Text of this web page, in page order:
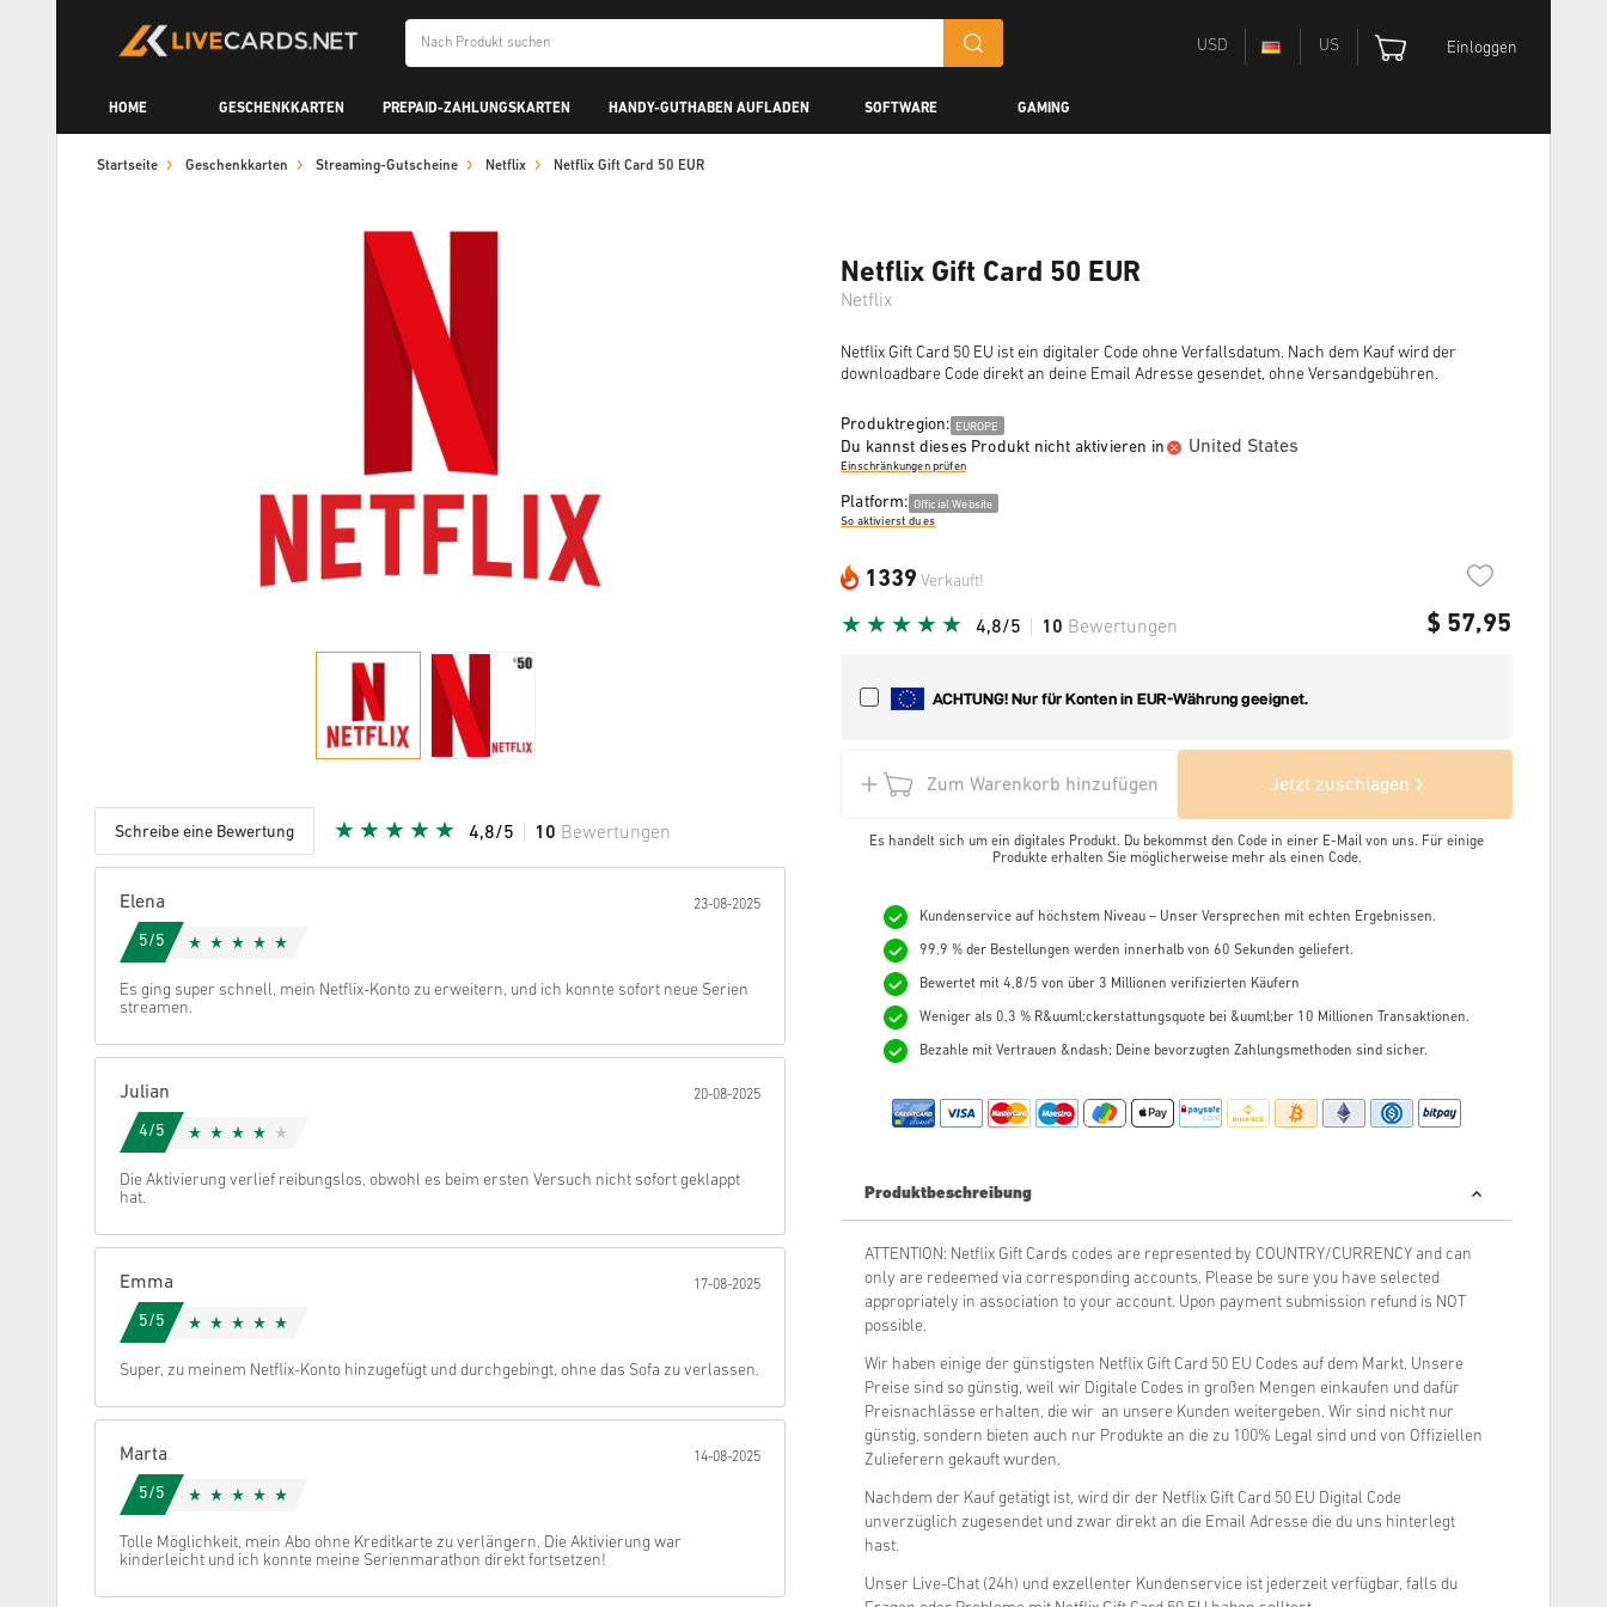
USD US Einloggen
HOME GESCHENKKARTEN PREPAID-ZAHLUNGSKARTEN HANDY-GUTHABEN AUFLADEN SOFTWARE GAMING
Startseite Geschenkkarten Streaming-Gutscheine Netflix Netflix Gift Card 50 EUR
Schreibe eine Bewertung 4,8/5 10 Bewertungen
Stornieren
Elena 23-08-2025
5/5
Es ging super schnell, mein Netflix-Konto zu erweitern, und ich konnte sofort neue Serien
streamen.
Julian 20-08-2025
4/5
Die Aktivierung verlief reibungslos, obwohl es beim ersten Versuch nicht sofort geklappt
hat.
Emma 17-08-2025
5/5
Super, zu meinem Netflix-Konto hinzugefügt und durchgebingt, ohne das Sofa zu verlassen.
Marta 14-08-2025
5/5
Tolle Möglichkeit, mein Abo ohne Kreditkarte zu verlängern. Die Aktivierung war
kinderleicht und ich konnte meine Serienmarathon direkt fortsetzen!
Netflix Gift Card 50 EUR
Netflix
Netflix Gift Card 50 EU ist ein digitaler Code ohne Verfallsdatum. Nach dem Kauf wird der
downloadbare Code direkt an deine Email Adresse gesendet, ohne Versandgebühren.
Produktregion: EUROPE
Du kannst dieses Produkt nicht aktivieren in United States
Einschränkungen prüfen
Platform: Official Website
So aktivierst du es
1339 Verkauft!
$ 57,95
4,8/5 10 Bewertungen
Zum Warenkorb hinzufügen Jetzt zuschlagen
Es handelt sich um ein digitales Produkt. Du bekommst den Code in einer E-Mail von uns. Für einige
Produkte erhalten Sie möglicherweise mehr als einen Code.
Kundenservice auf höchstem Niveau – Unser Versprechen mit echten Ergebnissen.
99,9 % der Bestellungen werden innerhalb von 60 Sekunden geliefert.
Bewertet mit 4,8/5 von über 3 Millionen verifizierten Käufern
Weniger als 0,3 % R&uuml;ckerstattungsquote bei &uuml;ber 10 Millionen Transaktionen.
Bezahle mit Vertrauen &ndash; Deine bevorzugten Zahlungsmethoden sind sicher.
Produktbeschreibung
ATTENTION: Netflix Gift Cards codes are represented by COUNTRY/CURRENCY and can
only are redeemed via corresponding accounts. Please be sure you have selected
appropriately in association to your account. Upon payment submission refund is NOT
possible.
Wir haben einige der günstigsten Netflix Gift Card 50 EU Codes auf dem Markt. Unsere
Preise sind so günstig, weil wir Digitale Codes in großen Mengen einkaufen und dafür
Preisnachlässe erhalten, die wir an unsere Kunden weitergeben. Wir sind nicht nur
günstig, sondern bieten auch nur Produkte an die zu 100% Legal sind und von Offiziellen
Zulieferern gekauft wurden.
Nachdem der Kauf getätigt ist, wird dir der Netflix Gift Card 50 EU Digital Code
unverzüglich zugesendet und zwar direkt an die Email Adresse die du uns hinterlegt
hast.
Unser Live-Chat (24h) und exzellenter Kundenservice ist jederzeit verfügbar, falls du